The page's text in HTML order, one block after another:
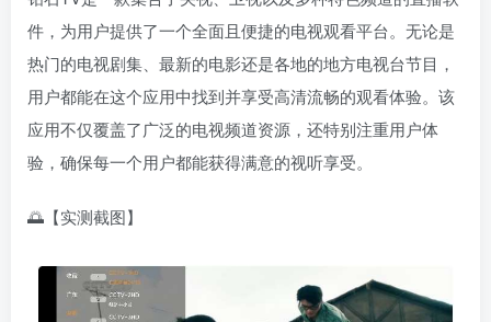
件，为用户提供了一个全面且便捷的电视观看平台。无论是
热门的电视剧集、最新的电影还是各地的地方电视台节目，
用户都能在这个应用中找到并享受高清流畅的观看体验。该
应用不仅覆盖了广泛的电视频道资源，还特别注重用户体
验，确保每一个用户都能获得满意的视听享受。
🌅【实测截图】